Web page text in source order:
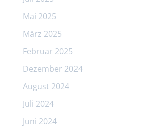
Mai 2025
März 2025
Februar 2025
Dezember 2024
August 2024
Juli 2024
Juni 2024